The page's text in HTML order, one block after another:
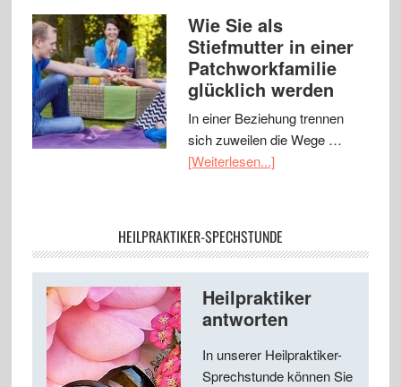
Wie Sie als
Stiefmutter in einer
Patchworkfamilie
glücklich werden
In einer Beziehung trennen
sich zuweilen die Wege …
[Weiterlesen...]
HEILPRAKTIKER-SPECHSTUNDE
Heilpraktiker
antworten
In unserer Heilpraktiker-
Sprechstunde können Sie